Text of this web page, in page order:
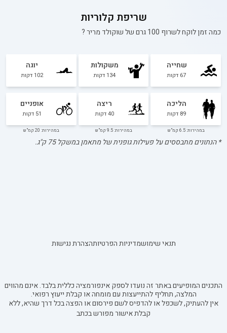
שריפת קלוריות
כמה זמן לוקח לשרוף 100 גרם של שוקולד מריר?
שחייה
67 דקות
משקולות
134 דקות
יוגה
102 דקות
הליכה
89 דקות
במהירות: 6.5 קמ"ש
ריצה
40דקות
במהירות: 9.5 קמ"ש
אופניים
51 דקות
במהירות: 20 קמ"ש
* הנתונים מתבססים על פעילות גופנית של מתאמן במשקל75ק"ג.
תנאי שימושמדיניות הפרטיותהצהרת נגישות
התכנים המופיעים באתר זה נועדו לספק אינפורמציה כללית בלבד. אינם מהווים
המלצה, תחליף להתייעצות עם מומחה או קבלת ייעוץ רפואי.
אין להעתיק, לשכפל או להדפיס לשם פירסום או הפצה בכל דרך שהיא, ללא
קבלת אישור מפורש בכתב